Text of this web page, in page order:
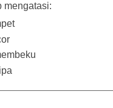
mengatasi: